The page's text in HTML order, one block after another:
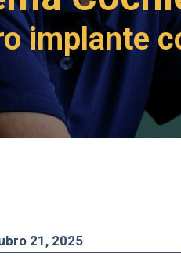
implante
21, 2025